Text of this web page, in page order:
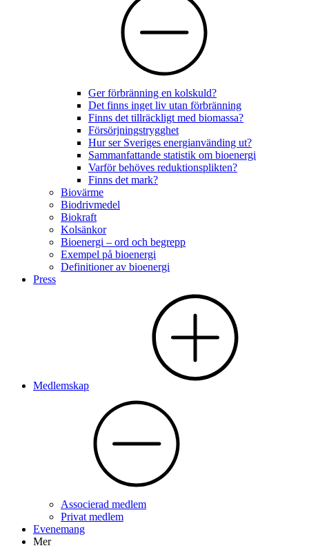
Ger förbränning en kolskuld?
Det finns inget liv utan förbränning
Finns det tillräckligt med biomassa?
Försörjningstrygghet
Hur ser Sveriges energianvänding ut?
Sammanfattande statistik om bioenergi
Varför behöves reduktionsplikten?
Finns det mark?
Biovärme
Biodrivmedel
Biokraft
Kolsänkor
Bioenergi – ord och begrepp
Exempel på bioenergi
Definitioner av bioenergi
Press
Medlemskap
Associerad medlem
Privat medlem
Evenemang
Mer